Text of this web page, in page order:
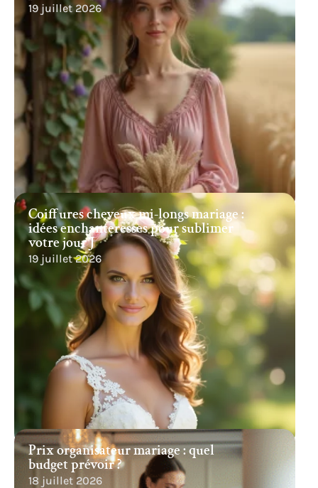
19 juillet 2026
Coiffures cheveux mi-longs mariage :
idées enchanteresses pour sublimer
votre jour J
19 juillet 2026
Prix organisateur mariage : quel
budget prévoir ?
18 juillet 2026